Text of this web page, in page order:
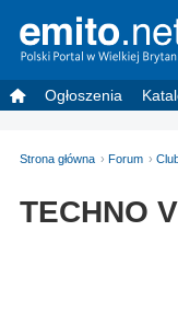
Ogłoszenia
Strona główna Forum
TECHNO